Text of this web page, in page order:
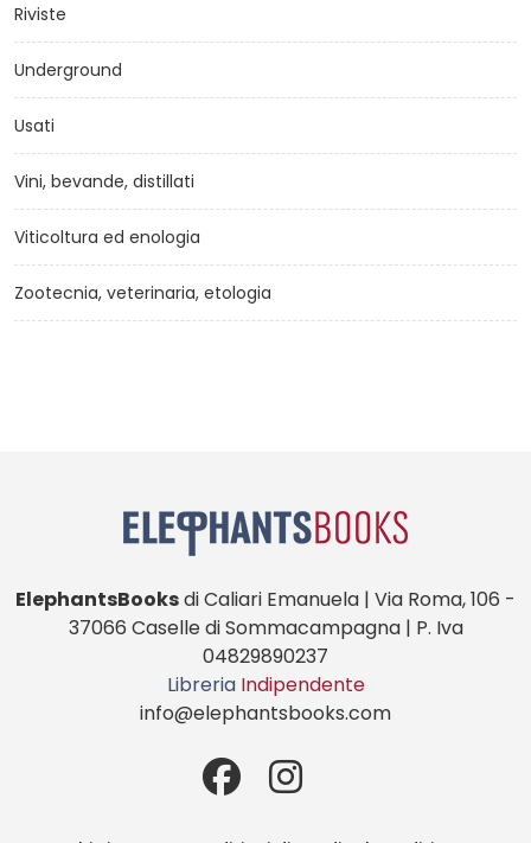
Riviste
Underground
Usati
Vini, bevande, distillati
Viticoltura ed enologia
Zootecnia, veterinaria, etologia
ElephantsBooksdi Caliari Emanuela | Via Roma, 106 -
37066 Caselle di Sommacampagna | P. Iva
04829890237
Libreria Indipendente
info@elephantsbooks.com